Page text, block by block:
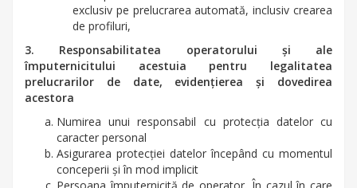
exclusiv pe prelucrarea automată, inclusiv crearea
de profiluri,
3. Responsabilitatea operatorului şi ale
împuternicitului acestuia pentru legalitatea
prelucrarilor de date, evidenţierea şi dovedirea
acestora
Numirea unui responsabil cu protecţia datelor cu
caracter personal
Asigurarea protecţiei datelor începând cu momentul
conceperii şi în mod implicit